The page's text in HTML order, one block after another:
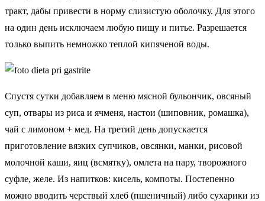
тракт, дабы привести в норму слизистую оболочку. Для этого
на один день исключаем любую пищу и питье. Разрешается
только выпить немножко теплой кипяченой воды.
Спустя сутки добавляем в меню мясной бульончик, овсяный
суп, отвары из риса и ячменя, настои (шиповник, ромашка),
чай с лимоном + мед. На третий день допускается
приготовление вязких супчиков, овсянки, манки, рисовой
молочной каши, яиц (всмятку), омлета на пару, творожного
суфле, желе. Из напитков: кисель, компоты. Постепенно
можно вводить черствый хлеб (пшеничный) либо сухарики из